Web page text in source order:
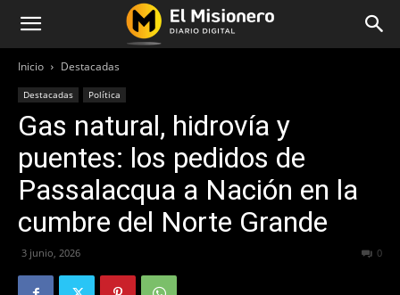
Inicio Destacadas
Destacadas Política
Gas natural, hidrovía y
puentes: los pedidos de
Passalacqua a Nación en la
cumbre del Norte Grande
3 junio, 2026 0